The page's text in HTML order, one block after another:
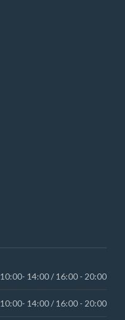
10:00- 14:00 / 16:00 - 20:00
10:00- 14:00 / 16:00 - 20:00